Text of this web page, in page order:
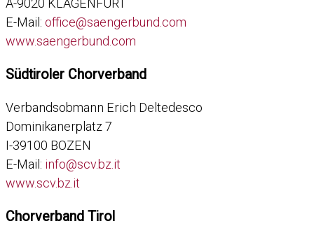
A-9020 KLAGENFURT
E-Mail: office@saengerbund.com
www.saengerbund.com
Südtiroler Chorverband
Verbandsobmann Erich Deltedesco
Dominikanerplatz 7
I-39100 BOZEN
E-Mail: info@scv.bz.it
www.scv.bz.it
Chorverband Tirol